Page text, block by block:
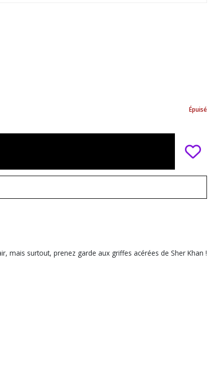
Épuisé
mais surtout, prenez garde aux griffes acérées de Sher Khan !